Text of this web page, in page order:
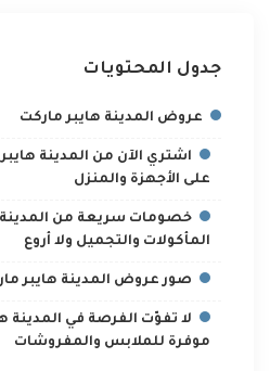
جدول المحتويات
عروض المدينة هايبر ماركت
اشتري الآن من المدينة
على الأجهزة والمنزل
خصومات سريعة من
المأكولات والتجميل ولا أروع
صور عروض المدينة هايبر
لا تفوّت الفرصة في المدينة
موفرة للملابس والمفروشات